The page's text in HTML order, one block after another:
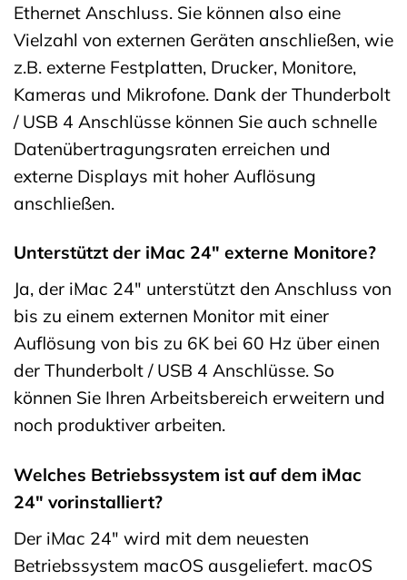
Ethernet Anschluss. Sie können also eine
Vielzahl von externen Geräten anschließen, wie
z.B. externe Festplatten, Drucker, Monitore,
Kameras und Mikrofone. Dank der Thunderbolt
/ USB 4 Anschlüsse können Sie auch schnelle
Datenübertragungsraten erreichen und
externe Displays mit hoher Auflösung
anschließen.
Unterstützt der iMac 24″ externe Monitore?
Ja, der iMac 24″ unterstützt den Anschluss von
bis zu einem externen Monitor mit einer
Auflösung von bis zu 6K bei 60 Hz über einen
der Thunderbolt / USB 4 Anschlüsse. So
können Sie Ihren Arbeitsbereich erweitern und
noch produktiver arbeiten.
Welches Betriebssystem ist auf dem iMac
24″ vorinstalliert?
Der iMac 24″ wird mit dem neuesten
Betriebssystem macOS ausgeliefert. macOS